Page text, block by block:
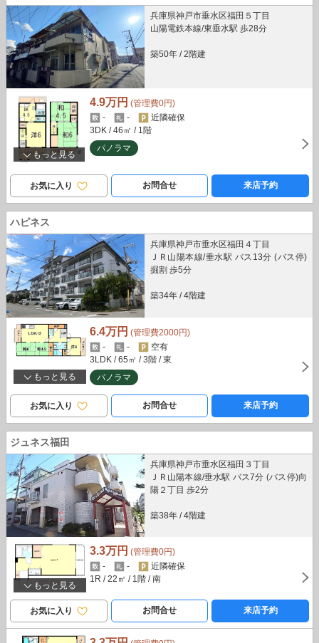
兵庫県神戸市垂水区福田５丁目
山陽電鉄本線/東垂水駅 歩28分
築50年 / 2階建
もっと見る
4.9万円 (管理費0円)
-
-
近隣確保
3DK / 46㎡ / 1階
パノラマ
お気に入り お問合せ 来店予約
ハピネス
兵庫県神戸市垂水区福田４丁目
ＪＲ山陽本線/垂水駅 バス13分 (バス停)
掘割 歩5分
築34年 / 4階建
もっと見る
6.4万円 (管理費2000円)
-
-
空有
3LDK / 65㎡ / 3階 / 東
パノラマ
お気に入り お問合せ 来店予約
ジュネス福田
兵庫県神戸市垂水区福田３丁目
ＪＲ山陽本線/垂水駅 バス7分 (バス停)向
陽２丁目 歩2分
築38年 / 4階建
もっと見る
3.3万円 (管理費0円)
-
-
近隣確保
1R / 22㎡ / 1階 / 南
お気に入り お問合せ 来店予約